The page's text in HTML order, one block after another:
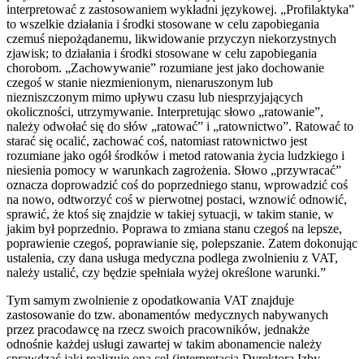
interpretować z zastosowaniem wykładni językowej. „Profilaktyka”
to wszelkie działania i środki stosowane w celu zapobiegania
czemuś niepożądanemu, likwidowanie przyczyn niekorzystnych
zjawisk; to działania i środki stosowane w celu zapobiegania
chorobom. „Zachowywanie” rozumiane jest jako dochowanie
czegoś w stanie niezmienionym, nienaruszonym lub
niezniszczonym mimo upływu czasu lub niesprzyjających
okoliczności, utrzymywanie. Interpretując słowo „ratowanie”,
należy odwołać się do słów „ratować” i „ratownictwo”. Ratować to
starać się ocalić, zachować coś, natomiast ratownictwo jest
rozumiane jako ogół środków i metod ratowania życia ludzkiego i
niesienia pomocy w warunkach zagrożenia. Słowo „przywracać”
oznacza doprowadzić coś do poprzedniego stanu, wprowadzić coś
na nowo, odtworzyć coś w pierwotnej postaci, wznowić odnowić,
sprawić, że ktoś się znajdzie w takiej sytuacji, w takim stanie, w
jakim był poprzednio. Poprawa to zmiana stanu czegoś na lepsze,
poprawienie czegoś, poprawianie się, polepszanie. Zatem dokonując
ustalenia, czy dana usługa medyczna podlega zwolnieniu z VAT,
należy ustalić, czy będzie spełniała wyżej określone warunki.”
Tym samym zwolnienie z opodatkowania VAT znajduje
zastosowanie do tzw. abonamentów medycznych nabywanych
przez pracodawcę na rzecz swoich pracowników, jednakże
odnośnie każdej usługi zawartej w takim abonamencie należy